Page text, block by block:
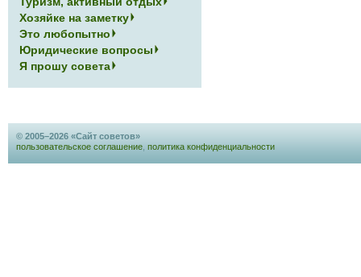
Хозяйке на заметку
Это любопытно
Юридические вопросы
Я прошу совета
© 2005–2026 «Сайт советов»
пользовательское соглашение политика конфиденциальности